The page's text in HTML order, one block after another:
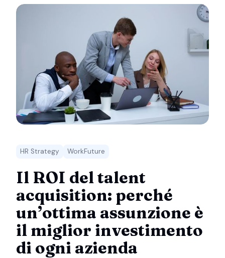
HR Strategy WorkFuture
Il ROI del talent
acquisition: perché
un’ottima assunzione è
il miglior investimento
di ogni azienda